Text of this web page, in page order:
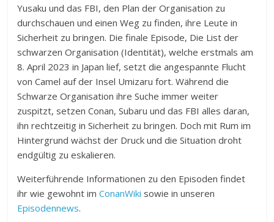
Yusaku und das FBI, den Plan der Organisation zu
durchschauen und einen Weg zu finden, ihre Leute in
Sicherheit zu bringen. Die finale Episode, Die List der
schwarzen Organisation (Identität), welche erstmals am
8. April 2023 in Japan lief, setzt die angespannte Flucht
von Camel auf der Insel Umizaru fort. Während die
Schwarze Organisation ihre Suche immer weiter
zuspitzt, setzen Conan, Subaru und das FBI alles daran,
ihn rechtzeitig in Sicherheit zu bringen. Doch mit Rum im
Hintergrund wächst der Druck und die Situation droht
endgültig zu eskalieren.
Weiterführende Informationen zu den Episoden findet
ihr wie gewohnt imConanWiki sowie in unseren
Episodennews.